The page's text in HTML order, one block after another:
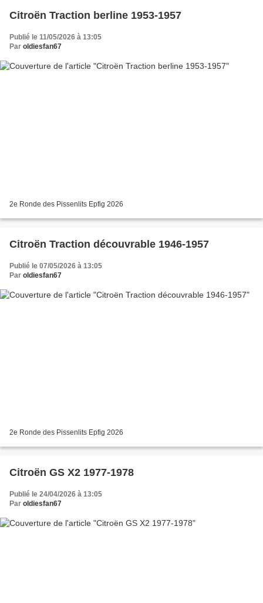
Citroën Traction berline 1953-1957
Publié le 11/05/2026 à 13:05
Par oldiesfan67
2e Ronde des Pissenlits Epfig 2026
Citroën Traction découvrable 1946-1957
Publié le 07/05/2026 à 13:05
Par oldiesfan67
2e Ronde des Pissenlits Epfig 2026
Citroën GS X2 1977-1978
Publié le 24/04/2026 à 13:05
Par oldiesfan67